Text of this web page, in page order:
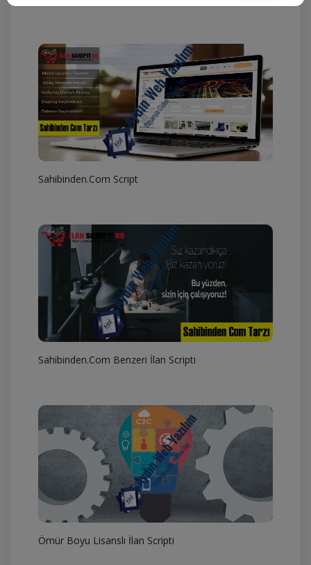
Sahibinden.Com Script
Sahibinden.Com Benzeri İlan Scripti
Ömür Boyu Lisanslı İlan Scripti